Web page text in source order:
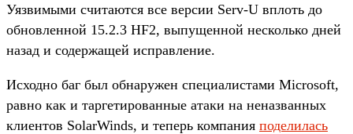
Уязвимыми считаются все версии Serv-U вплоть до
обновленной 15.2.3 HF2, выпущенной несколько дней
назад и содержащей исправление.
Исходно баг был обнаружен специалистами Microsoft,
равно как и таргетированные атаки на неназванных
клиентов SolarWinds, и теперь компания поделилась